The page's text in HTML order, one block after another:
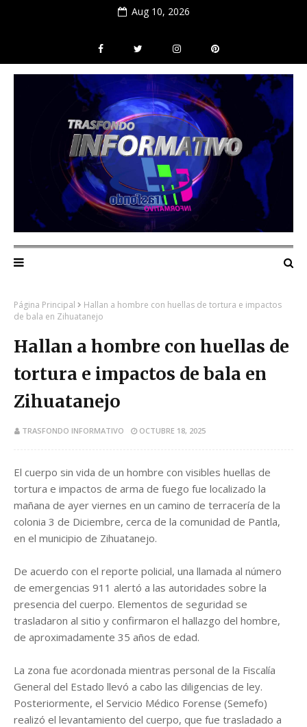
Aug 10, 2026
Página Principal
Hallan a hombre con huellas de tortura e impactos
de bala en Zihuatanejo
Hallan a hombre con huellas de
tortura e impactos de bala en
Zihuatanejo
TRASFONDO INFORMATIVO OCTUBRE 18, 2025
El cuerpo sin vida de un hombre con visibles huellas de
tortura e impactos de arma de fuego fue localizado la
mañana de ayer viernes en un camino de terracería de la
colonia 3 de Diciembre, cerca de la comunidad de Pantla,
en el municipio de Zihuatanejo.
De acuerdo con el reporte policial, una llamada al número
de emergencias 911 alertó a las autoridades sobre la
presencia del cuerpo. Elementos de seguridad se
trasladaron al sitio y confirmaron el hallazgo del hombre,
de aproximadamente 35 años de edad.
La zona fue acordonada mientras personal de la Fiscalía
General del Estado llevó a cabo las diligencias de ley.
Posteriormente, el Servicio Médico Forense (Semefo)
realizó el levantamiento del cuerpo, que fue trasladado a